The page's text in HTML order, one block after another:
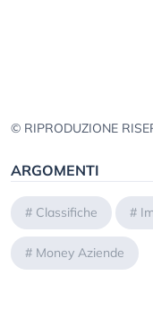
© RIPRODUZIONE
ARGOMENTI
# Classifiche #
# Money Aziende